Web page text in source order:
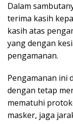
Dalam
terima kasih
kasih atas
yang dengan
pengamanan.
Pengamanan ini
dengan tetap
mematuhi
masker, jaga